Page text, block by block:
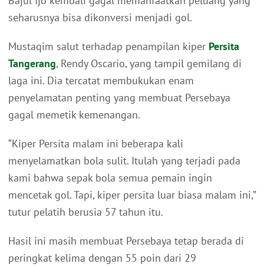
seharusnya bisa dikonversi menjadi gol.
Mustaqim salut terhadap penampilan kiper Persita
Tangerang, Rendy Oscario, yang tampil gemilang di
laga ini. Dia tercatat membukukan enam
penyelamatan penting yang membuat Persebaya
gagal memetik kemenangan.
“Kiper Persita malam ini beberapa kali
menyelamatkan bola sulit. Itulah yang terjadi pada
kami bahwa sepak bola semua pemain ingin
mencetak gol. Tapi, kiper persita luar biasa malam ini,”
tutur pelatih berusia 57 tahun itu.
Hasil ini masih membuat Persebaya tetap berada di
peringkat kelima dengan 55 poin dari 29